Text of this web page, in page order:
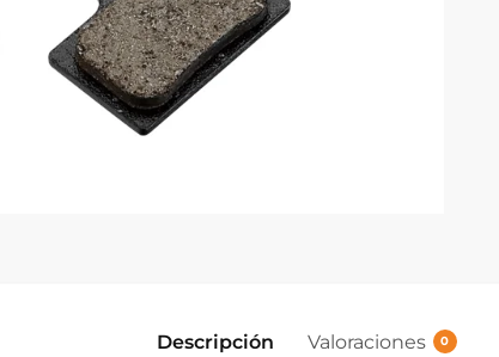
Descripción Valoraciones 0